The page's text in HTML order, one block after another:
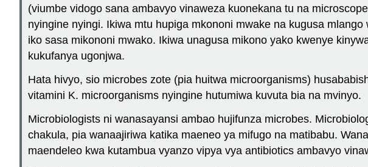
(viumbe vidogo sana ambavyo vinaweza kuonekana tu na
nyingine nyingi. Ikiwa mtu hupiga mkononi mwake na kugusa
iko sasa mikononi mwako. Ikiwa unagusa mikono yako kwenye
kukufanya ugonjwa.
Hata hivyo, sio microbes zote (pia huitwa microorganisms)
vitamini K. microorganisms nyingine hutumiwa kuvuta bia na mvinyo.
Microbiologists ni wanasayansi ambao hujifunza microbes.
chakula, pia wanaajiriwa katika maeneo ya mifugo na matibabu.
maendeleo kwa kutambua vyanzo vipya vya antibiotics ambavyo